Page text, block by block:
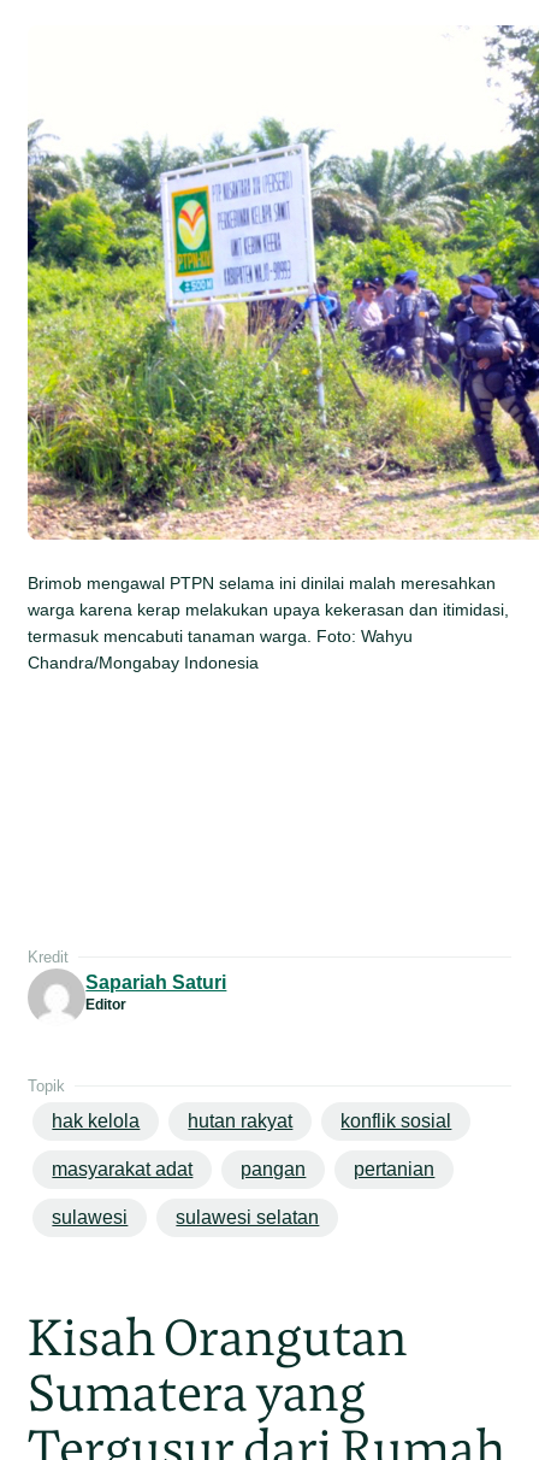
Brimob mengawal PTPN selama ini dinilai malah meresahkan
warga karena kerap melakukan upaya kekerasan dan itimidasi,
termasuk mencabuti tanaman warga. Foto: Wahyu
Chandra/Mongabay Indonesia
Kredit
Sapariah Saturi
Editor
Topik
hak kelola hutan rakyat konflik sosial
masyarakat adat pangan pertanian
sulawesi sulawesi selatan
Kisah Orangutan
Sumatera yang